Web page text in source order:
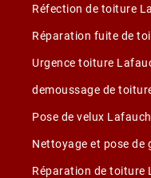
Réfection de toiture
Réparation fuite de
Urgence toiture
demoussage de
Pose de velux
Nettoyage et pose de
Réparation de toiture